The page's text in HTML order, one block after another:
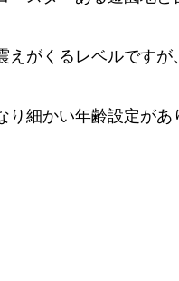
えがくるレベルです
細かい年齢設定があ